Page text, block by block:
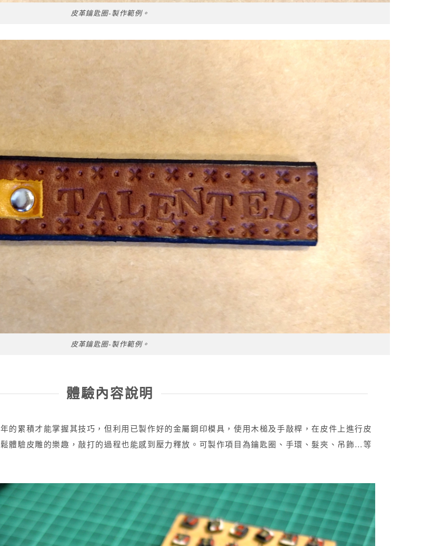
皮革鑰匙圈-製作範例。
皮革鑰匙圈-製作範例。
體驗內容說明
的累積才能掌握其技巧，但利用已製作好的金屬鋼印模具，使用木槌及手敲桿，在皮件上進行皮
體驗皮雕的樂趣，敲打的過程也能感到壓力釋放。可製作項目為鑰匙圈、手環、髮夾、吊飾…等